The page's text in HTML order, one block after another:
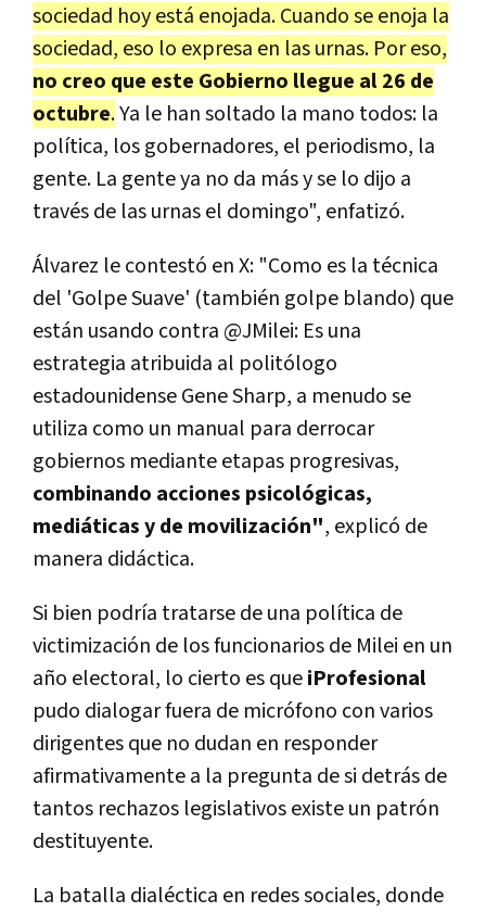
sociedad hoy está enojada. Cuando se enoja la
sociedad, eso lo expresa en las urnas. Por eso,
no creo que este Gobierno llegue al 26 de
octubre.Ya le han soltado la mano todos: la
política, los gobernadores, el periodismo, la
gente. La gente ya no da más y se lo dijo a
través de las urnas el domingo", enfatizó.
Álvarez le contestó en X: "Como es la técnica
del 'Golpe Suave' (también golpe blando) que
están usando contra @JMilei: Es una
estrategia atribuida al politólogo
estadounidense Gene Sharp, a menudo se
utiliza como un manual para derrocar
gobiernos mediante etapas progresivas,
combinando acciones psicológicas,
mediáticas y de movilización", explicó de
manera didáctica.
Si bien podría tratarse de una política de
victimización de los funcionarios de Milei en un
año electoral, lo cierto es queiProfesional
pudo dialogar fuera de micrófono con varios
dirigentes que no dudan en responder
afirmativamente a la pregunta de si detrás de
tantos rechazos legislativos existe un patrón
destituyente.
La batalla dialéctica en redes sociales, donde